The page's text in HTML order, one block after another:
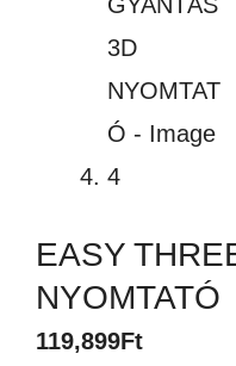
EASY
NYOMTATÓ
119,899Ft